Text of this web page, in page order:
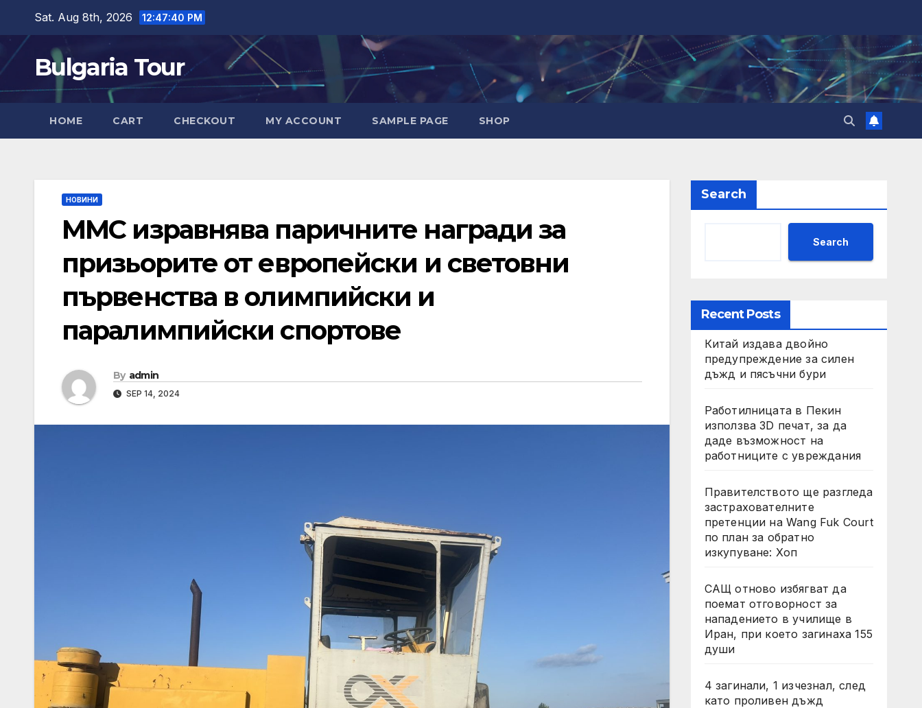
content
Sat. Aug 8th, 2026 12:47:41 PM
Bulgaria Tour
HOME CART CHECKOUT MY ACCOUNT SAMPLE PAGE SHOP
НОВИНИ
ММС изравнява паричните награди за
призьорите от европейски и световни
първенства в олимпийски и
паралимпийски спортове
By admin
SEP 14, 2024
Search
Search
Recent Posts
Китай издава двойно
предупреждение за силен
дъжд и пясъчни бури
Работилницата в Пекин
използва 3D печат, за да
даде възможност на
работниците с увреждания
Правителството ще разгледа
застрахователните
претенции на Wang Fuk Court
по план за обратно
изкупуване: Хоп
САЩ отново избягват да
поемат отговорност за
нападението в училище в
Иран, при което загинаха 155
души
4 загинали, 1 изчезнал, след
като проливен дъжд